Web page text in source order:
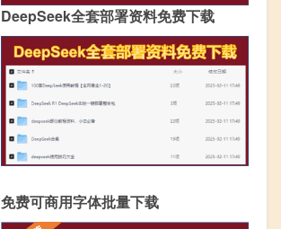
DeepSeek全套部署资料免费下载
免费可商用字体批量下载